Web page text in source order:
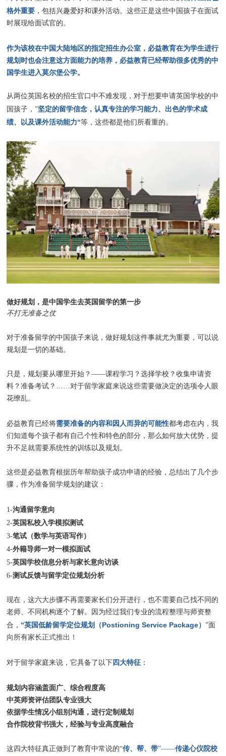
格外重要 ，包括兴趣爱好和课外活动。这些正是这些中国孩子在面试
时展现给面试官的。
作为该校在中国大陆地区的指定招生办公室，必益教育在为学生进行
规划时也会注意这方面能力的培养，必益教育已经帮助很多优秀的中
国学生进入莫尔堡公学。
从两位英国名校的招生官口中不难发现，对于想要申请英国学校的中
国孩子，”坚定的留学信念，认真专注的学习能力、出色的学术成
绩、以及课外活动能力“等，这些都是他们所看重的。
做好规划，是中国学生去英国留学的第一步
不打无准备之仗
对于准备留学的中国孩子来说，做好规划这件事就尤为重要，可以说
规划是一切的基础。
只是，规划要从哪里开始？——课程学习？选择学校？收集申请资
料？准备考试？……对于留学家庭来说这些需要做决定的选项令人眼
花缭乱。
必益教育已经将需要准备的内容和因人而异的可能性都考虑在内，我
们知道每个孩子都有自己个性和特色的部分，那么如何放大优势，提
升不足就需要系统性的训练以及规划。
这些是必益教育根据历年帮助孩子成功申请的经验，总结出了几个步
骤，作为准备留学规划的建议：
1-沟通留学意向
2-英国私校入学模拟测试
3-笔试（数学与英语写作）
4-外籍导师一对一模拟面试
5-英国学校信息分析与家长意向访谈
6-测试反馈与留学定位规划分析
现在，这六大步骤不再需要家长们分开进行，也不需要自己找不同的
老师、不同机构逐个了解。因为经过我们专业的流程整理与师资整
合， “英国低龄留学定位规划（Postioning Service Package）”面
向所有家长正式推出！
对于留学家庭来说，它具备了以下 四大特征：
规划内容涵盖面广、综合程度高
中英师资评估团队专业强大
依据学生情况小组别沟通，进行定制规划
合作院校背书强大，经验与专业高度融合
这四大特征真正做到了教育中常说的“传、帮、带”——传递心仪院校